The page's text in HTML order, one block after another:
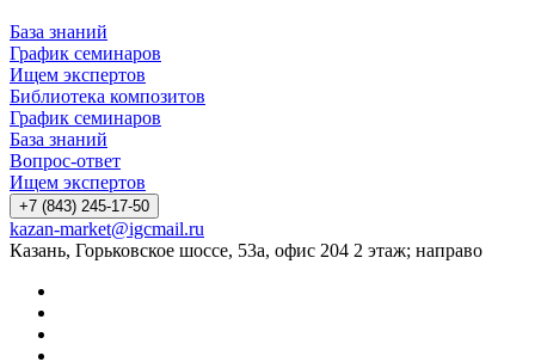
База знаний
График семинаров
Ищем экспертов
Библиотека композитов
График семинаров
База знаний
Вопрос-ответ
Ищем экспертов
+7 (843) 245-17-50
kazan-market@igcmail.ru
Казань, ​Горьковское шоссе, 53а, офис 204 2 этаж; направо